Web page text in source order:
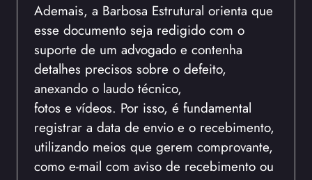
Ademais, a Barbosa Estrutural orienta que
esse documento seja redigido com o
suporte de um advogado e contenha
detalhes precisos sobre o defeito,
anexando o laudo técnico,
fotos e vídeos. Por isso, é fundamental
registrar a data de envio e o recebimento,
utilizando meios que gerem comprovante,
como e-mail com aviso de recebimento ou